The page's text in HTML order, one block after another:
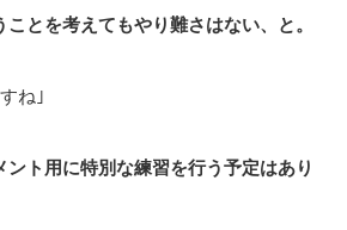
とを考えてもやり難さはない、と。
ね｣
ト用に特別な練習を行う予定はあり